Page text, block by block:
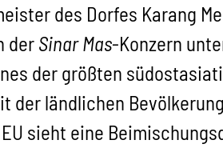
des Dorfes Karang
der Sinar Mas-Konzern
der größten
ländlichen
sieht eine